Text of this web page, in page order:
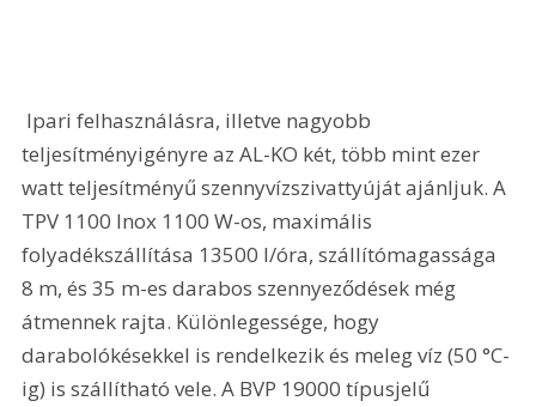
teljesítményigényre az AL-KO két, több mint ezer
watt teljesítményű szennyvízszivattyúját ajánljuk. A
TPV 1100 Inox 1100 W-os, maximális
folyadékszállítása 13500 l/óra, szállítómagassága
8 m, és 35 m-es darabos szennyeződések még
átmennek rajta. Különlegessége, hogy
darabolókésekkel is rendelkezik és meleg víz (50 °C-
ig) is szállítható vele. A BVP 19000 típusjelű